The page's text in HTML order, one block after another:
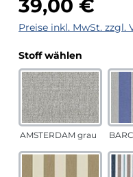
39,00 €
Preise inkl. MwSt. zzgl.
Stoff wählen
AMSTERDAM grau